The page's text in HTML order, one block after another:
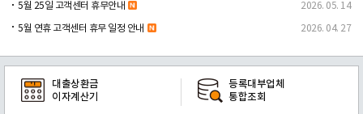
5월 25일 고객센터 휴무안내 2026. 05. 14
5월 연휴 고객센터 휴무 일정 안내 2026. 04. 27
대출상환금
이자계산기
등록대부업체
통합조회